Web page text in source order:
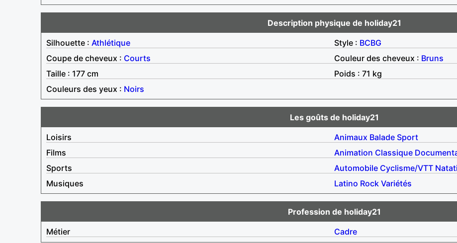
Description physique de holiday21
Silhouette : Athlétique Style : BCBG
Coupe de cheveux : Courts Couleur des cheveux : Bruns
Taille : 177 cm
Poids : 71 kg
Couleurs des yeux : Noirs
Les goûts de holiday21
Loisirs
Animaux Balade Sport
Films
Animation Classique
Sports
Automobile Cyclisme/VTT
Musiques
Latino Rock Variétés
Profession de holiday21
Métier
Cadre